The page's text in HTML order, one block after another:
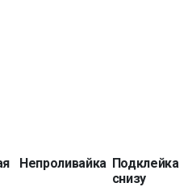
Непроливайка Подклейка
снизу